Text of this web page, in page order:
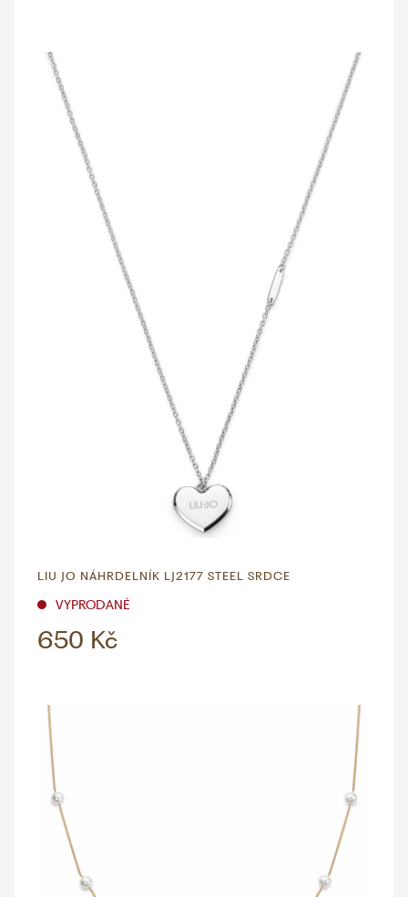
LIU JO NÁHRDELNÍK LJ2177 STEEL SRDCE
VYPRODANÉ
650 Kč